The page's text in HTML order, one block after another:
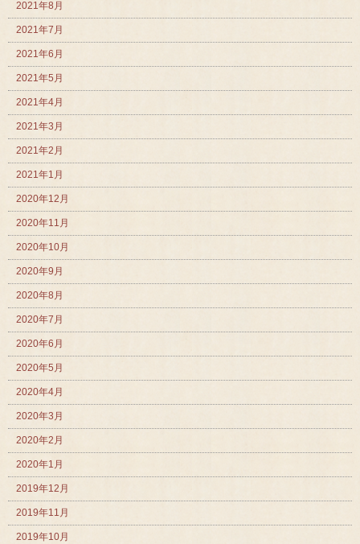
2021年8月
2021年7月
2021年6月
2021年5月
2021年4月
2021年3月
2021年2月
2021年1月
2020年12月
2020年11月
2020年10月
2020年9月
2020年8月
2020年7月
2020年6月
2020年5月
2020年4月
2020年3月
2020年2月
2020年1月
2019年12月
2019年11月
2019年10月